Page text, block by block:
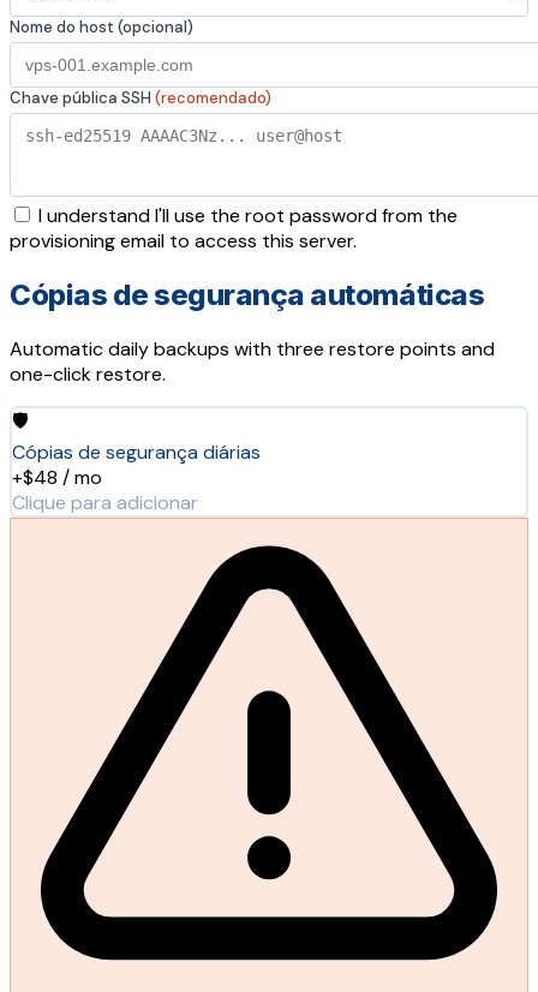
Nome do host (opcional)
Chave pública SSH (recomendado)
I understand I'll use the root password from the
provisioning email to access this server.
Cópias de segurança automáticas
Automatic daily backups with three restore points and
one-click restore.
🛡️
Cópias de segurança diárias
+$48 / mo
Clique para adicionar